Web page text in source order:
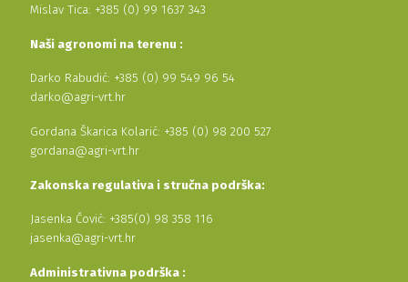
Mislav Tica: +385 (0) 99 1637 343
Naši agronomi na terenu :
Darko Rabudić: +385 (0) 99 549 96 54
darko@agri-vrt.hr
Gordana Škarica Kolarić: +385 (0) 98 200 527
gordana@agri-vrt.hr
Zakonska regulativa i stručna podrška:
Jasenka Čović: +385(0) 98 358 116
jasenka@agri-vrt.hr
Administrativna podrška :